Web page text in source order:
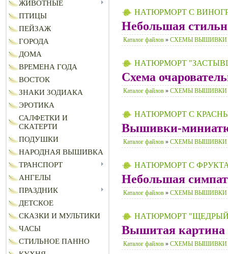
ЖИВОТНЫЕ
ПТИЦЫ
ПЕЙЗАЖ
ГОРОДА
ДОМА
ВРЕМЕНА ГОДА
ВОСТОК
ЗНАКИ ЗОДИАКА
ЭРОТИКА
САЛФЕТКИ И
СКАТЕРТИ
ПОДУШКИ
НАРОДНАЯ ВЫШИВКА
ТРАНСПОРТ
АНГЕЛЫ
ПРАЗДНИК
ДЕТСКОЕ
СКАЗКИ И МУЛЬТИКИ
ЧАСЫ
СТИЛЬНОЕ ПАННО
НАТЮРМОРТ С
Небольшая
Каталог файлов » СХЕМЫ ВЫШИВКИ
НАТЮРМОРТ
Схема
Каталог файлов » СХЕМЫ ВЫШИВКИ
НАТЮРМОРТ С
Вышивки-
Каталог файлов » СХЕМЫ ВЫШИВКИ
НАТЮРМОРТ С
Небольшая
Каталог файлов » СХЕМЫ ВЫШИВКИ
НАТЮРМОРТ "ЩЕДРЫЙ
Вышитая картина
Каталог файлов » СХЕМЫ ВЫШИВКИ